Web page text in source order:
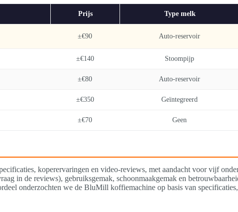
Prijs Type melk
±€90 Auto-reservoir
±€140 Stoompijp
±€80 Auto-reservoir
±€350 Geïntegreerd
±€70 Geen
koperervaringen en video-reviews, met aandacht voor vijf
in de reviews), gebruiksgemak, schoonmaakgemak en
onderzochten we de BluMill koffiemachine op basis van